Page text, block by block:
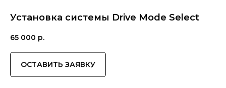
Установка системы Drive Mode Select
65 000 р.
ОСТАВИТЬ ЗАЯВКУ